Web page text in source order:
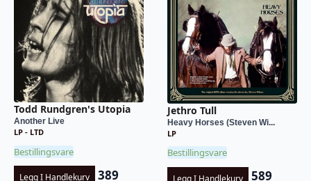
Todd Rundgren's Utopia
Another Live
LP - LTD
Bestillingsvare
Legg I Handlekurv 389
Jethro Tull
Heavy Horses (Steven Wi...
LP
Bestillingsvare
Legg I Handlekurv 589